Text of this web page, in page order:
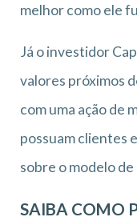
melhor como ele
Já o investidor
valores próximos
com uma ação de
possuam clientes
sobre o modelo
SAIBA COMO